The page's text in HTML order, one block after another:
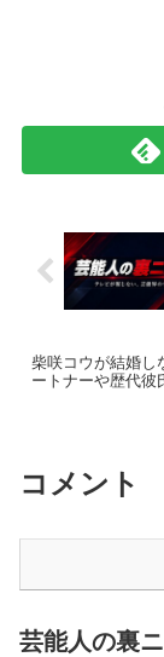
柴咲コウが結婚し
ートナーや歴代彼
コメント
芸能人の裏